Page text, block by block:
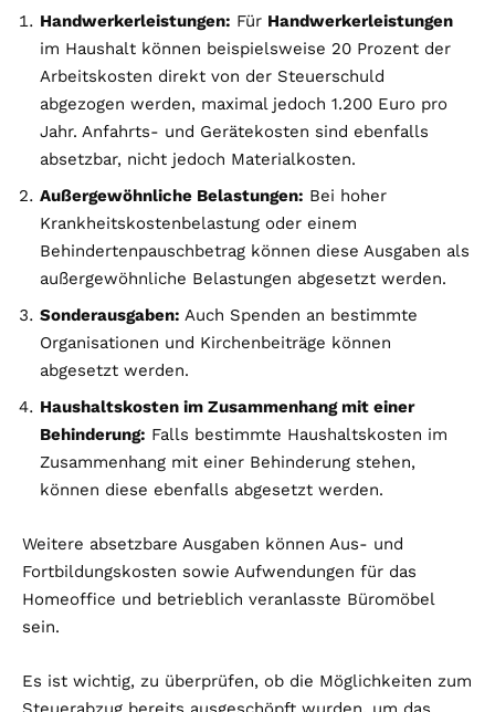
Handwerkerleistungen: Für Handwerkerleistungen
im Haushalt können beispielsweise 20 Prozent der
Arbeitskosten direkt von der Steuerschuld
abgezogen werden, maximal jedoch 1.200 Euro pro
Jahr. Anfahrts- und Gerätekosten sind ebenfalls
absetzbar, nicht jedoch Materialkosten.
Außergewöhnliche Belastungen: Bei hoher
Krankheitskostenbelastung oder einem
Behindertenpauschbetrag können diese Ausgaben als
außergewöhnliche Belastungen abgesetzt werden.
Sonderausgaben: Auch Spenden an bestimmte
Organisationen und Kirchenbeiträge können
abgesetzt werden.
Haushaltskosten im Zusammenhang mit einer
Behinderung: Falls bestimmte Haushaltskosten im
Zusammenhang mit einer Behinderung stehen,
können diese ebenfalls abgesetzt werden.
Weitere absetzbare Ausgaben können Aus- und
Fortbildungskosten sowie Aufwendungen für das
Homeoffice und betrieblich veranlasste Büromöbel
sein.
Es ist wichtig, zu überprüfen, ob die Möglichkeiten zum